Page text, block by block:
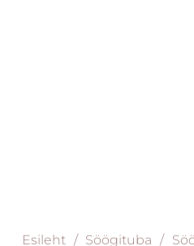
Esileht / Söögituba /